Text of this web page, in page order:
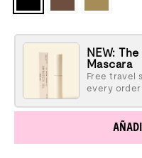
NEW:
Mascara
Free travel
every order